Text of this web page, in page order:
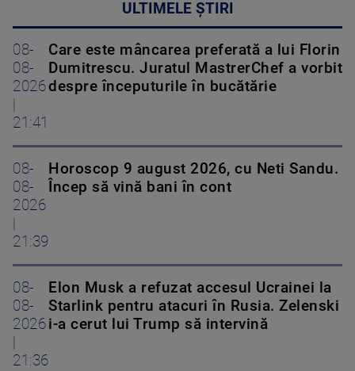
ULTIMELE ȘTIRI
08-
08-
2026
21:41
Care este mâncarea preferată a lui Florin
Dumitrescu. Juratul MastrerChef a vorbit
despre începuturile în bucătărie
08-
08-
2026
21:39
Horoscop 9 august 2026, cu Neti Sandu.
Încep să vină bani în cont
08-
08-
2026
21:36
Elon Musk a refuzat accesul Ucrainei la
Starlink pentru atacuri în Rusia. Zelenski
i-a cerut lui Trump să intervină